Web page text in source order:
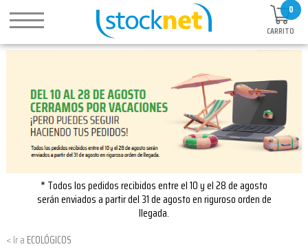
0
CARRITO
* Todos los pedidos recibidos entre el 10 y el 28 de agosto
serán enviados a partir del 31 de agosto en riguroso orden de
llegada.
ECOLÓGICOS